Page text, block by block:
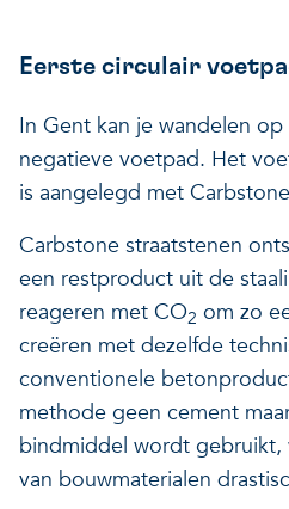
Eerste circulair
In Gent kan je wandelen
negatieve voetpad. Het
is aangelegd met
Carbstone straatstenen
een restproduct uit de
reageren met CO2 om zo
creëren met dezelfde
conventionele
methode geen cement
bindmiddel wordt
van bouwmaterialen